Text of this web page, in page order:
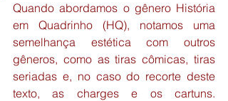
Quando abordamos o gênero História
em Quadrinho (HQ), notamos uma
semelhança estética com outros
gêneros, como as tiras cômicas, tiras
seriadas e, no caso do recorte deste
texto, as charges e os cartuns.